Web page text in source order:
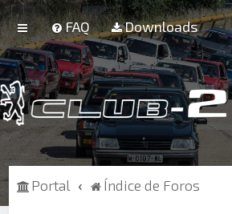
FAQ Downloads
Portal Índice de Foros